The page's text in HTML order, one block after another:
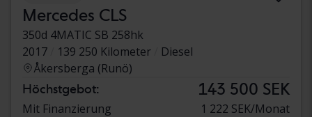
Mercedes CLS
350d 4MATIC SB 258hk
2017
139 250 Kilometer
Diesel
Åkersberga (Runö)
Höchstgebot: 143 500 SEK
Mit Finanzierung 1 222 SEK/Monat